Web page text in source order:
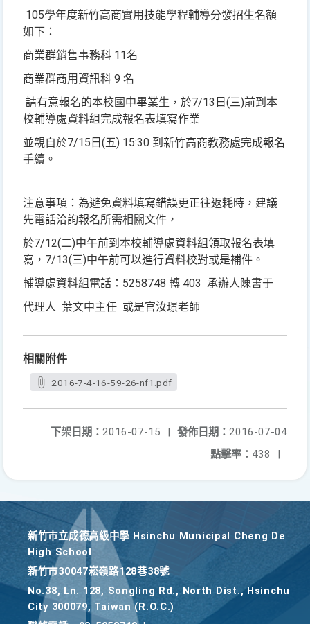
105學年度新竹高商實用技能學程輔導分發招生名額
如下：
商業群銷售事務科 11名
商業群商用資訊科 9 名
請有意報名的本校國中畢業生，於7/13日(三)前到本
校輔導處資料組完成報名表填寫作業
並親自於7/15日(五) 15:30 到新竹高商教務處完成報名
手續。
注意事項：為避免資料填寫錯誤更正往返耗時，建議
先電話洽詢報名所需相關文件，
於7/12(二)中午前到本校輔導處資料組領取報名表填
寫，7/13(三)中午前可以進行資料校對或是補件。
輔導處資料組電話：5258748 轉 403 承辦人陳書于
代理人 葉文中主任 或是官汝璟老師
相關附件
2016-7-4-16-59-26-nf1.pdf
發佈日期： 2016-07-04
下架日期： 2016-07-15
|
點擊率： 438 |
新竹巿立成德高級中學 Hsinchu Municipal Cheng De
High School
新竹巿30047崧嶺路128巷38號
No.38, Ln. 128, Songling Rd., North Dist., Hsinchu
City 300079, Taiwan (R.O.C.)